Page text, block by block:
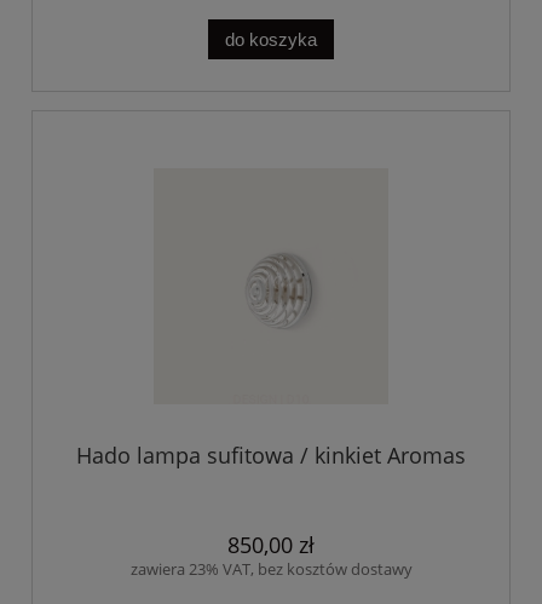
do koszyka
Hado lampa sufitowa / kinkiet Aromas
850,00 zł
zawiera 23% VAT, bez kosztów dostawy